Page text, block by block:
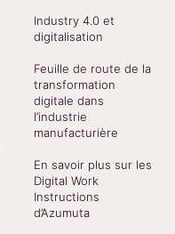
Industry 4.0 et
digitalisation
Feuille de route de la
transformation
digitale dans
l’industrie
manufacturière
En savoir plus sur les
Digital Work
Instructions
d’Azumuta